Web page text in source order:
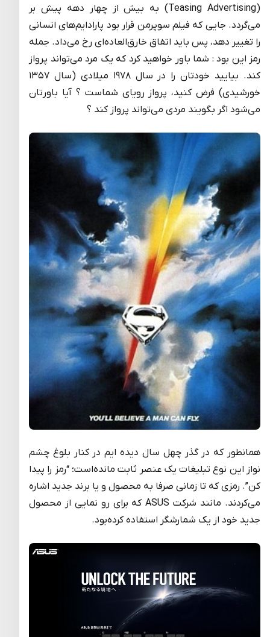
(Teasing Advertising) به بیش از چهار دهه پیش بر
می‌گردد. جایی که فیلم سوپرمن قرار بود پارادایم‌های انسانی
را تغییر دهد، پس باید اتفاق خارق‌العاده‌ای رخ می‌داد. جمله
رمز این بود : شما باور خواهید کرد که یک مرد می‌تواند پرواز
کند. بیایید خودتان را در سال ۱۹۷۸ میلادی (سال ۱۳۵۷
خورشیدی) فرض کنید، پرواز رویای شماست ؟ آیا باورتان
می‌شود اگر بگویند مردی می‌تواند پرواز کند ؟
همانطور که در گذر چهل سال دیده ایم در کنار بلوغ چشم
نواز این نوع تبلیغات یک عنصر ثابت مانده‌است؛ “رمز را پیدا
کن”. رمزی که تا زمانی صرفا به محصول و یا برند جدید اشاره
می‌کردند. مانند شرکت ASUS که برای رو نمایی از محصول
جدید خود از یک شمارشگر استفاده کرده‌بود.